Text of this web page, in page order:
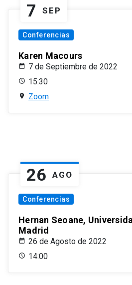
7 SEP
Conferencias
Karen Macours
7 de Septiembre de 2022
15:30
Zoom
26 AGO
Conferencias
Hernan Seoane,
Madrid
26 de Agosto de 2022
14:00